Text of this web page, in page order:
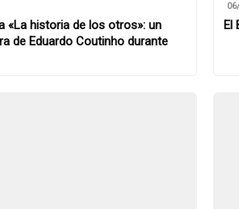
«La historia de los otros»: un
de Eduardo Coutinho durante
El